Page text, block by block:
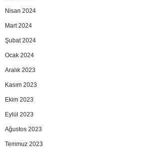
Nisan 2024
Mart 2024
Şubat 2024
Ocak 2024
Aralık 2023
Kasım 2023
Ekim 2023
Eylül 2023
Ağustos 2023
Temmuz 2023